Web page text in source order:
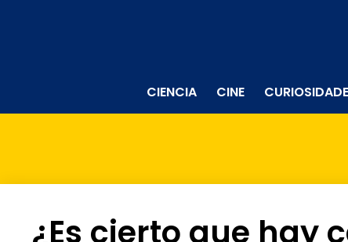
CIENCIA CINE
¿Es cierto que hay